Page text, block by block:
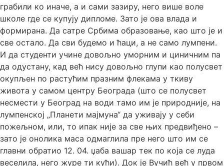
грабили ко иначе, а и сами зазиру, него више воле
школе где се купују дипломе. Зато је ова влада и
формирана. Да сатре Србима образовање, као што је и
све остало. Да сви будемо и ћаци, а не само лумпени.
И да студенти учине довољно уморним и циничним па
да одустану, кад већ нису довољно глупи као полусвет
окупљен по растућим празним флекама у ткиву
живота у самом центру Београда (што се полусвет
несмести у Београд на води тамо им је природније, на
лумпенској „Планети мајмуна“ да уживају у себи
пожељном, или, то ипак није за све њих предвиђено –
зато је онолика маса одмаглила пре него што им се
главни обратио 12. 04. џаба вашар тек по која се луда
веселила, него журе ти кући). Док је Вучић већ у првом